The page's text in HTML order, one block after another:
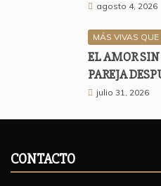
agosto 4, 2026
MÁS VIVAS
EL AMOR
PAREJA
julio 31, 2026
CONTACTO